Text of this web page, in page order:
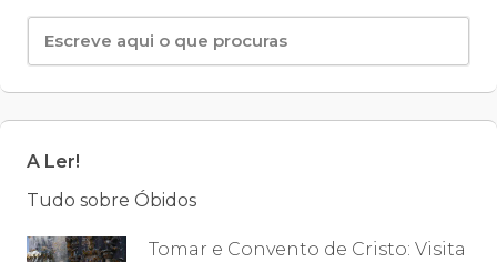
A Ler!
Tudo sobre Óbidos
Tomar e Convento de Cristo: Visita